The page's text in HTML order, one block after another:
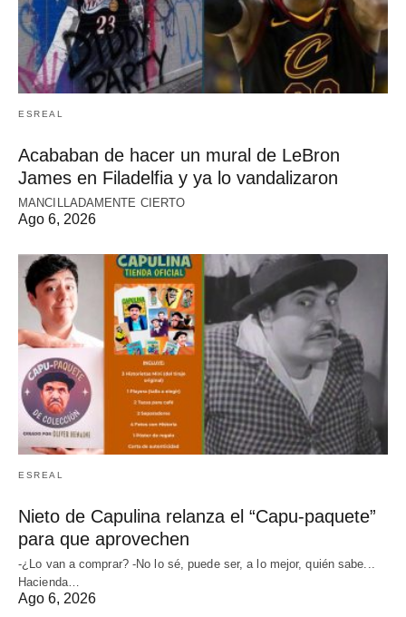
ESREAL
Acababan de hacer un mural de LeBron
James en Filadelfia y ya lo vandalizaron
MANCILLADAMENTE CIERTO
Ago 6, 2026
ESREAL
Nieto de Capulina relanza el “Capu-paquete”
para que aprovechen
-¿Lo van a comprar? -No lo sé, puede ser, a lo mejor, quién sabe...
Hacienda…
Ago 6, 2026